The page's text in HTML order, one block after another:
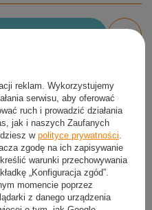
stacjonarnym
reklam. Wykorzystujemy
serwisu, aby oferować
ruch i prowadzić działania
jak i naszych Zaufanych
w polityce prywatności
zgodę na ich zapisywanie
warunki przechowywania
„Konfiguracja zgód”.
momencie poprzez
z danego urządzenia